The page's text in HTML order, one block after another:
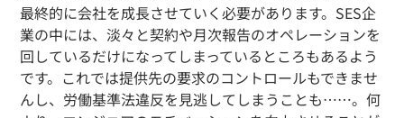
最終的に会社を成長させていく必要があります。SES企
業の中には、淡々と契約や月次報告のオペレーションを
回しているだけになってしまっているところもあるよう
です。これでは提供先の要求のコントロールもできませ
んし、労働基準法違反を見逃してしまうことも……。何